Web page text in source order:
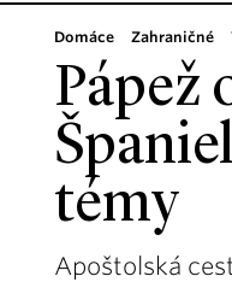
Domáce Zahraničné
Pápež
témy
Apoštolská